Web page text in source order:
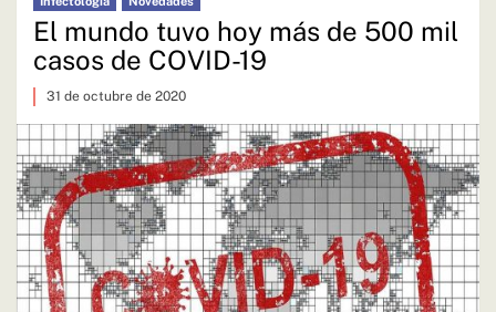
El mundo tuvo hoy más de 500 mil
casos de COVID-19
31 de octubre de 2020